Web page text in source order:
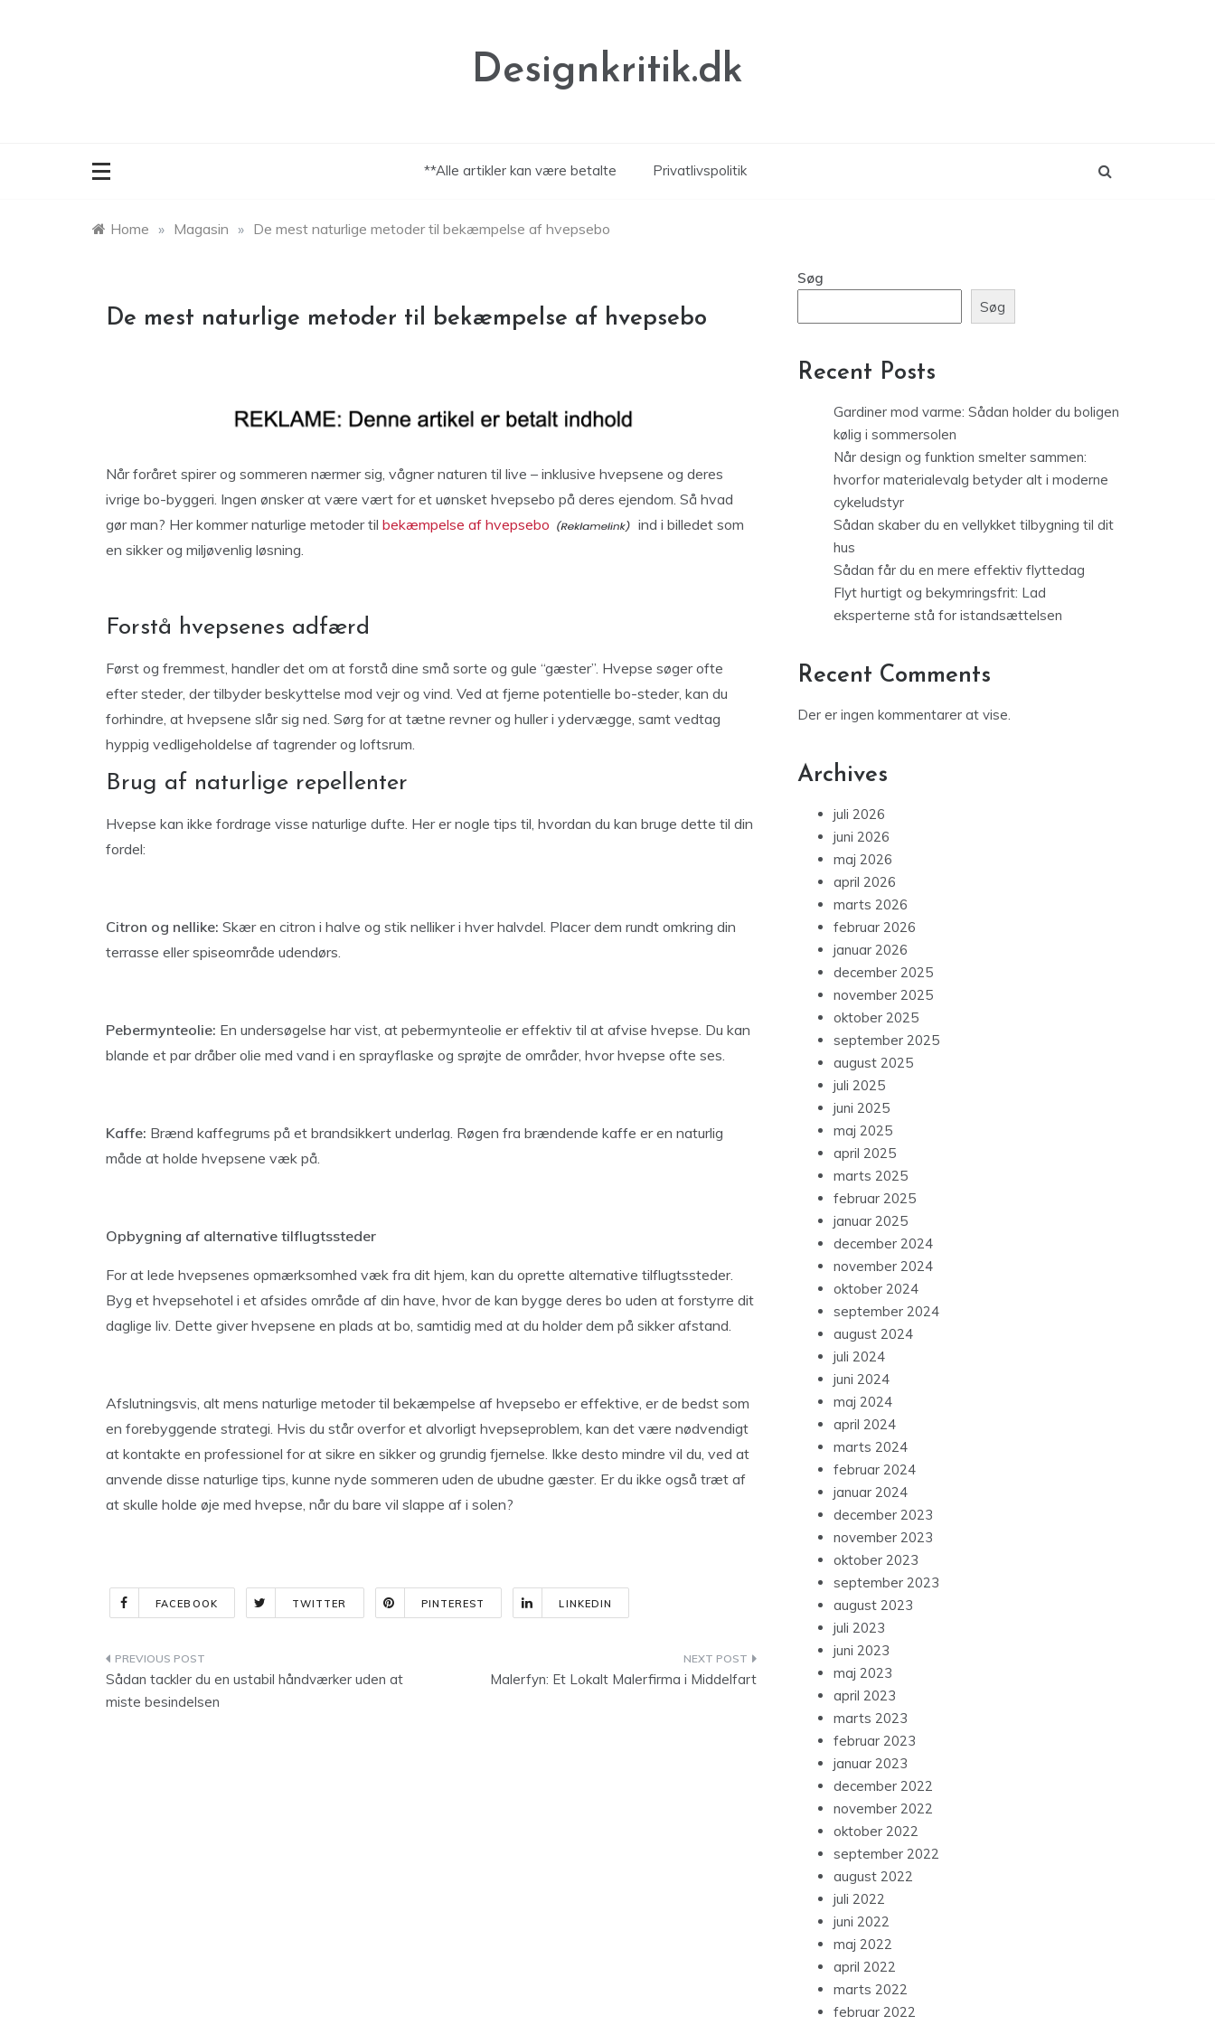
Designkritik.dk
**Alle artikler kan være betalte Privatlivspolitik
Home » Magasin » De mest naturlige metoder til bekæmpelse af hvepsebo
De mest naturlige metoder til bekæmpelse af hvepsebo
Når foråret spirer og sommeren nærmer sig, vågner naturen til live – inklusive hvepsene og deres
ivrige bo-byggeri. Ingen ønsker at være vært for et uønsket hvepsebo på deres ejendom. Så hvad
gør man? Her kommer naturlige metoder til bekæmpelse af hvepsebo
ind i billedet som
en sikker og miljøvenlig løsning.
Forstå hvepsenes adfærd
Først og fremmest, handler det om at forstå dine små sorte og gule “gæster”. Hvepse søger ofte
efter steder, der tilbyder beskyttelse mod vejr og vind. Ved at fjerne potentielle bo-steder, kan du
forhindre, at hvepsene slår sig ned. Sørg for at tætne revner og huller i ydervægge, samt vedtag
hyppig vedligeholdelse af tagrender og loftsrum.
Brug af naturlige repellenter
Hvepse kan ikke fordrage visse naturlige dufte. Her er nogle tips til, hvordan du kan bruge dette til din
fordel:
Citron og nellike: Skær en citron i halve og stik nelliker i hver halvdel. Placer dem rundt omkring din
terrasse eller spiseområde udendørs.
Pebermynteolie: En undersøgelse har vist, at pebermynteolie er effektiv til at afvise hvepse. Du kan
blande et par dråber olie med vand i en sprayflaske og sprøjte de områder, hvor hvepse ofte ses.
Kaffe: Brænd kaffegrums på et brandsikkert underlag. Røgen fra brændende kaffe er en naturlig
måde at holde hvepsene væk på.
Opbygning af alternative tilflugtssteder
For at lede hvepsenes opmærksomhed væk fra dit hjem, kan du oprette alternative tilflugtssteder.
Byg et hvepsehotel i et afsides område af din have, hvor de kan bygge deres bo uden at forstyrre dit
daglige liv. Dette giver hvepsene en plads at bo, samtidig med at du holder dem på sikker afstand.
Afslutningsvis, alt mens naturlige metoder til bekæmpelse af hvepsebo er effektive, er de bedst som
en forebyggende strategi. Hvis du står overfor et alvorligt hvepseproblem, kan det være nødvendigt
at kontakte en professionel for at sikre en sikker og grundig fjernelse. Ikke desto mindre vil du, ved at
anvende disse naturlige tips, kunne nyde sommeren uden de ubudne gæster. Er du ikke også træt af
at skulle holde øje med hvepse, når du bare vil slappe af i solen?
FACEBOOK TWITTER PINTEREST LINKEDIN
Indlægsnavigation
Sådan tackler du en ustabil håndværker uden at
miste besindelsen
Malerfyn: Et Lokalt Malerfirma i Middelfart
Søg
Søg
Recent Posts
Gardiner mod varme: Sådan holder du boligen
kølig i sommersolen
Når design og funktion smelter sammen:
hvorfor materialevalg betyder alt i moderne
cykeludstyr
Sådan skaber du en vellykket tilbygning til dit
hus
Sådan får du en mere effektiv flyttedag
Flyt hurtigt og bekymringsfrit: Lad
eksperterne stå for istandsættelsen
Recent Comments
Der er ingen kommentarer at vise.
Archives
juli 2026
juni 2026
maj 2026
april 2026
marts 2026
februar 2026
januar 2026
december 2025
november 2025
oktober 2025
september 2025
august 2025
juli 2025
juni 2025
maj 2025
april 2025
marts 2025
februar 2025
januar 2025
december 2024
november 2024
oktober 2024
september 2024
august 2024
juli 2024
juni 2024
maj 2024
april 2024
marts 2024
februar 2024
januar 2024
december 2023
november 2023
oktober 2023
september 2023
august 2023
juli 2023
juni 2023
maj 2023
april 2023
marts 2023
februar 2023
januar 2023
december 2022
november 2022
oktober 2022
september 2022
august 2022
juli 2022
juni 2022
maj 2022
april 2022
marts 2022
februar 2022